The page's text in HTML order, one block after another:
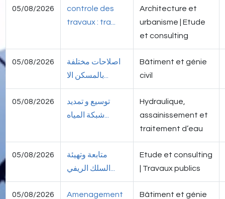
05/08/2026
controle des
travaux : tra...
Architecture et
urbanisme | Etude
et consulting
05/08/2026
اصلاحات مختلفة
بالمسكن الا...
Bâtiment et génie
civil
05/08/2026
توسيع و تمديد
شبكة المياه...
Hydraulique,
assainissement et
traitement d’eau
05/08/2026
متابعة وتهيئة
السلك الريفي...
Etude et consulting
| Travaux publics
05/08/2026 Amenagement Bâtiment et génie